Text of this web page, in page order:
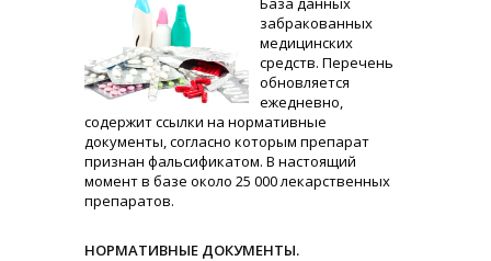
забракованных
медицинских
средств. Перечень
обновляется
ежедневно,
содержит ссылки на нормативные
документы, согласно которым препарат
признан фальсификатом. В настоящий
момент в базе около 25 000 лекарственных
препаратов.
НОРМАТИВНЫЕ ДОКУМЕНТЫ.